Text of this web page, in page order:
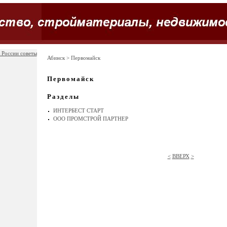
советы
Абинск> Первомайск
Первомайск
Разделы
ИНТЕРБЕСТ СТАРТ
ООО ПРОМСТРОЙ ПАРТНЕР
< ВВЕРХ >